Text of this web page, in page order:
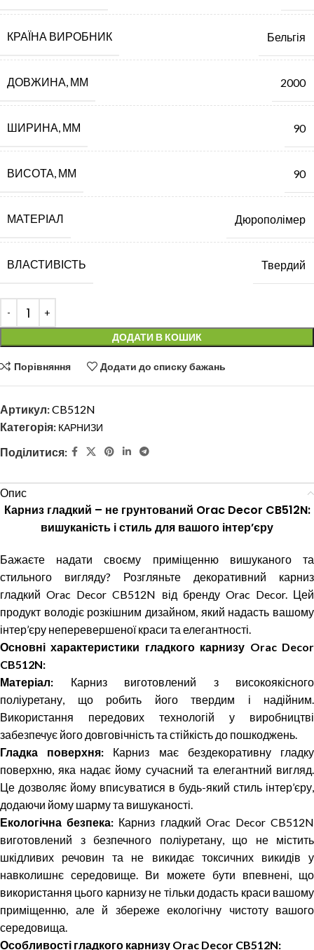
КРАЇНА ВИРОБНИК Бельгія
ДОВЖИНА, ММ 2000
ШИРИНА, ММ 90
ВИСОТА, ММ 90
МАТЕРІАЛ Дюрополімер
ВЛАСТИВІСТЬ Твердий
ДОДАТИ В КОШИК
Порівняння Додати до списку бажань
Артикул:CB512N
Категорія: КАРНИЗИ
Поділитися:
Опис
Карниз гладкий – не грунтований Orac Decor CB512N:
вишуканість і стиль для вашого інтер’єру
Бажаєте надати своєму приміщенню вишуканого та
стильного вигляду? Розгляньте декоративний карниз
гладкий Orac Decor CB512N від бренду Orac Decor. Цей
продукт володіє розкішним дизайном, який надасть вашому
інтер’єру неперевершеної краси та елегантності.
Основні характеристики гладкого карнизу Orac Decor
CB512N:
Матеріал: Карниз виготовлений з високоякісного
поліуретану, що робить його твердим і надійним.
Використання передових технологій у виробництві
забезпечує його довговічність та стійкість до пошкоджень.
Гладка поверхня: Карниз має бездекоративну гладку
поверхню, яка надає йому сучасний та елегантний вигляд.
Це дозволяє йому впиcуватися в будь-який стиль інтер’єру,
додаючи йому шарму та вишуканості.
Екологічна безпека: Карниз гладкий Orac Decor CB512N
виготовлений з безпечного поліуретану, що не містить
шкідливих речовин та не викидає токсичних викидів у
навколишнє середовище. Ви можете бути впевнені, що
використання цього карнизу не тільки додасть краси вашому
приміщенню, але й збереже екологічну чистоту вашого
середовища.
Особливості гладкого карнизу Orac Decor CB512N: